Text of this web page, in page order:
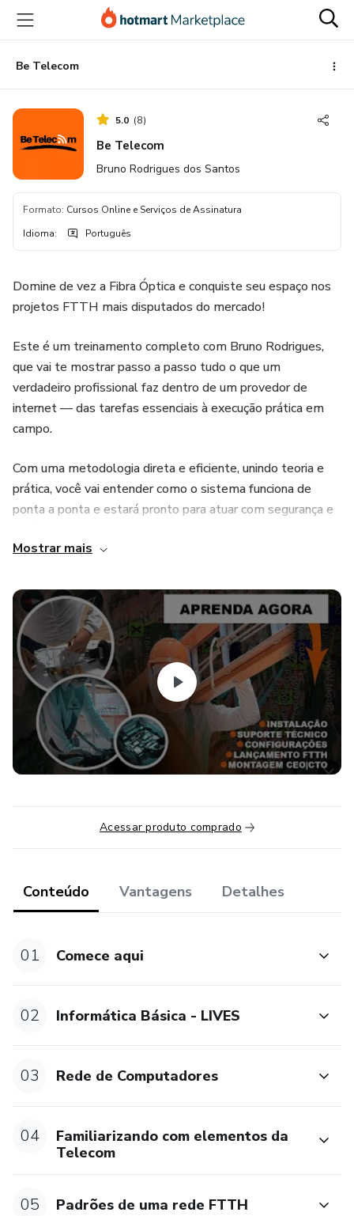
para
conteúdo
principal
para
pagamento
para
rodapé
Be Telecom
5.0 (8)
Be Telecom
Bruno Rodrigues dos Santos
Formato: Cursos Online e Serviços de Assinatura
Idioma: Português
Domine de vez a Fibra Óptica e conquiste seu espaço nos
projetos FTTH mais disputados do mercado!
Este é um treinamento completo com Bruno Rodrigues,
que vai te mostrar passo a passo tudo o que um
verdadeiro profissional faz dentro de um provedor de
internet — das tarefas essenciais à execução prática em
campo.
Com uma metodologia direta e eficiente, unindo teoria e
prática, você vai entender como o sistema funciona de
ponta a ponta e estará pronto para atuar com segurança e
para o mercado que mais cresce no Brasil.
⚠️ Este produto não garante resultados por si só. O
sucesso depende do seu comprometimento em aplicar o
que será ensinado.
Mostrar mais
Acessar produto comprado
Conteúdo Vantagens Detalhes
01 Comece aqui
02 Informática Básica - LIVES
03 Rede de Computadores
04
Familiarizando com elementos da
Telecom
05 Padrões de uma rede FTTH